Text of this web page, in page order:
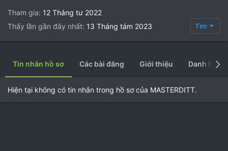
Tham gia 12 Tháng tư 2022
Thấy lần gần đây nhất 13 Tháng tám 2023 Tìm
Tin nhắn hồ sơ Các bài đăng Giới thiệu Danh hiệu
Hiện tại không có tin nhắn trong hồ sơ của MASTERDITT.